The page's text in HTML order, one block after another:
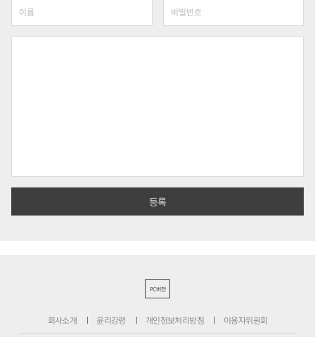
PC버전
회사소개 윤리강령 개인정보처리방침 이용자위원회